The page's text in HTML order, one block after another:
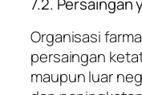
Organisasi
persaingan
maupun luar